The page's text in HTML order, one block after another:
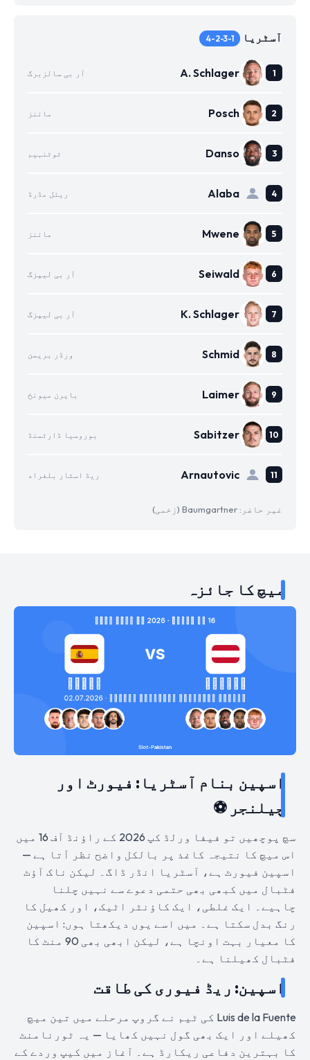
آسٹریا 4-2-3-1
A. Schlager آر بی سالزبرگ
Posch مائنز
Danso ٹوٹنہیم
Alaba ریئل مڈرڈ
Mwene مائنز
Seiwald آر بی لیپزگ
K. Schlager آر بی لیپزگ
Schmid ورڈر بریمن
Laimer بایرن میونخ
Sabitzer بوروسیا ڈارٹمنڈ
Arnautovic ریڈ اسٹار بلغراد
غیر حاضر: Baumgartner (زخمی)
میچ کا جائزہ
اسپین بنام آسٹریا: فیورٹ اور
چیلنجر ⚽
سچ پوچھیں تو فیفا ورلڈ کپ 2026 کے راؤنڈ آف 16 میں
اس میچ کا نتیجہ کاغذ پر بالکل واضح نظر آتا ہے —
اسپین فیورٹ ہے، آسٹریا انڈر ڈاگ۔ لیکن ناک آؤٹ
فٹبال میں کبھی بھی حتمی دعوے سے نہیں چلنا
چاہیے۔ ایک غلطی، ایک کاؤنٹر اٹیک، اور کھیل کا
رنگ بدل سکتا ہے۔ میں اسے یوں دیکھتا ہوں: اسپین
کا معیار بہت اونچا ہے، لیکن ابھی بھی 90 منٹ کا
فٹبال کھیلنا ہے۔
اسپین: ریڈ فیوری کی طاقت
Luis de la Fuente کی ٹیم نے گروپ مرحلے میں تین میچ
کھیلے اور ایک بھی گول نہیں کھایا — یہ ٹورنامنٹ
کا بہترین دفاعی ریکارڈ ہے۔ آغاز میں کیپ وردے کے